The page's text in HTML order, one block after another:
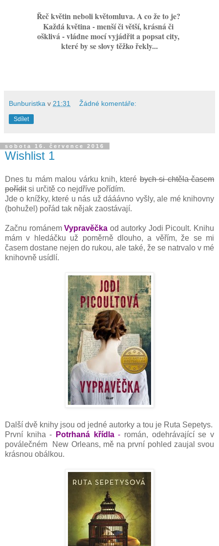
Řeč květin neboli květomluva. A co že to je?
Každá květina - menší či větší, krásná či
ošklivá - vládne mocí vyjádřit a popsat city,
které by se slovy těžko řekly...
Bunburistka v 21:31 Žádné komentáře:
Sdílet
sobota 16. července 2016
Wishlist 1
Dnes tu mám malou várku knih, kterébych si chtěla časem
poříditsi určitě co nejdříve pořídím.
Jde o knížky, které u nás už dááávno vyšly, ale mé knihovny
(bohužel) pořád tak nějak zaostávají.
Začnu románemVypravěčka od autorky Jodi Picoult. Knihu
mám v hledáčku už poměrně dlouho, a věřím, že se mi
časem dostane nejen do rukou, ale také, že se natrvalo v mé
knihovně usídlí.
Další dvě knihy jsou od jedné autorky a tou je Ruta Sepetys.
První kniha -
Potrhaná křídla- román, odehrávající se v
poválečném New Orleans, mě na první pohled zaujal svou
krásnou obálkou.